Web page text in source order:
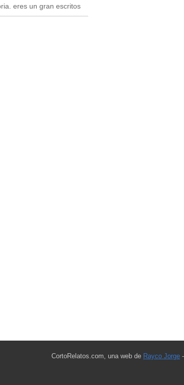
eres un gran escritos
CortoRelatos.com, una web de Rayco Jorge